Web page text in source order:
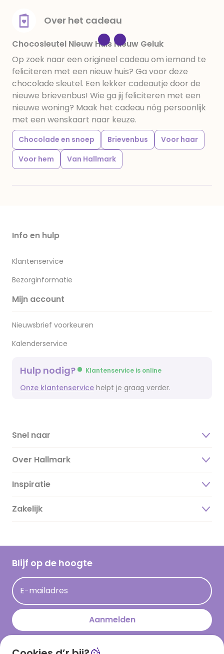
citroenzuur E330, verdikkingsmiddel E415, water,
bevochtigingsmiddel E422, emulgator: E433,
kleurstoffen: E102, E110, E122, E133, E151
Over het cadeau
Chocosleutel Nieuw Huis Nieuw Geluk
Op zoek naar een origineel cadeau om iemand te
feliciteren met een nieuw huis? Ga voor deze
chocolade sleutel. Een lekker cadeautje door de
nieuwe brievenbus! Wie ga jij feliciteren met een
nieuwe woning? Maak het cadeau nóg persoonlijk
met een wenskaart naar keuze.
Chocolade en snoep Brievenbus
Voor haar
Voor hem
Van Hallmark
Info en hulp
Klantenservice
Bezorginformatie
Mijn account
Nieuwsbrief voorkeuren
Kalenderservice
Hulp nodig? Klantenservice is online
Onze klantenservice helpt je graag verder.
Snel naar
Over Hallmark
Over ons
Duurzaamheid
Hallmark Kaartclub
Acties
Persberichten
Hallmark en Kinderpostzegels
Inspiratie
Magazine
Cadeau inspiratie
Kaartinspiratie
Zakelijk
Blijf op de hoogte
E-mailadres
Aanmelden